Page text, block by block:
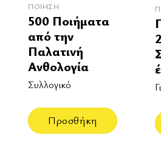
ΠΟΊΗΣΗ
500 Ποιήματα
από την
Παλατινή
Ανθολογία
Συλλογικό
Προσθήκη